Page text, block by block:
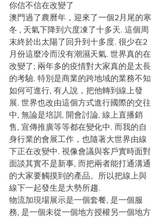
你信不信在改變了
澳門過了農曆年，迎來了一個2月尾的寒
冬 , 天氣下降到六度凍了十多天. 這個周
末終於出太陽了回升到十多度. 很少在2
月份這麼冷而没有潮濕天氣. 世界真的在
改變了; 兩年多的疫情對大家真的是太長
的考驗. 特別是商業的跨地域的業務不知
如何可進行, 有人說，把他轉到線上發
展. 世界也改由這個方式進行國際的交往
中, 無論是培訓, 開會討論, 線上直播銷
售, 宣傳推廣等等都在變化中. 而我的自
身行業的會展工作，也隨著大世界由線
下正在改變中. 視像會議與客戶實時面對
面談其實不是新事, 而把兩者能打通溝通
的大家要觸摸到的產品。所以把線上與
線下一起發生是大勢所趨.
物流加現場展示是一個套餐, 是一個服
務, 是一個未從一個地方授權另一個地方